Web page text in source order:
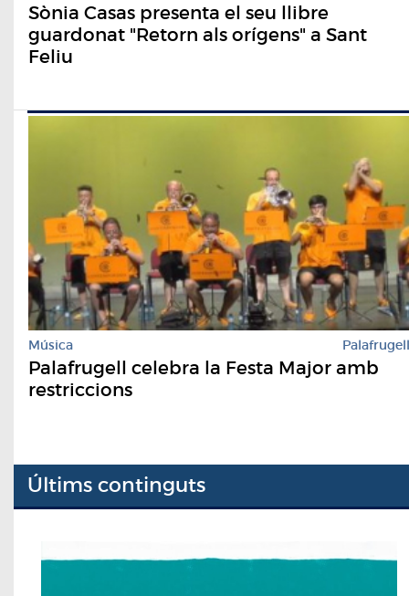
Sònia Casas presenta el seu llibre
guardonat "Retorn als orígens" a Sant
Feliu
Música Palafrugell
Palafrugell celebra la Festa Major amb
restriccions
Últims continguts